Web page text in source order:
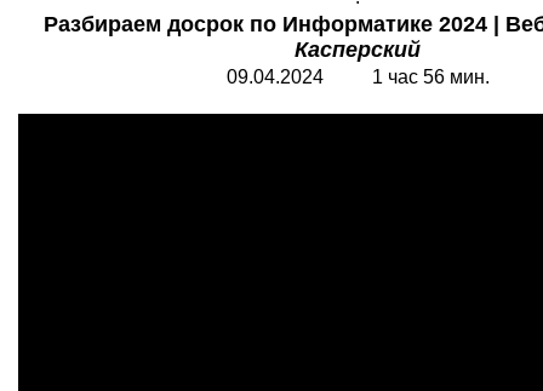
Разбираем досрок по Информатике 2024 |
Касперский
09.04.2024 1 час 56 мин.